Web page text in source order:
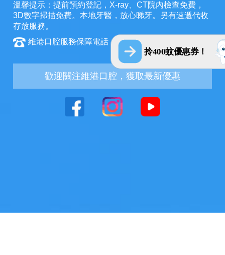
拎400蚊優惠券！
溫馨提示：提前預約登記，X-ray、CT院內檢查免費，
3D數字掃描免費。本地牙醫，放心睇牙。另有速遞代收
存放服務。
維港口腔服務保障電話：+852 6847 2582
歡迎關注維港口腔，獲取最新優惠